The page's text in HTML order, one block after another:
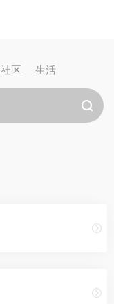
社区 生活